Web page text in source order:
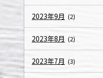
2023年9月 (2)
2023年8月 (2)
2023年7月 (3)